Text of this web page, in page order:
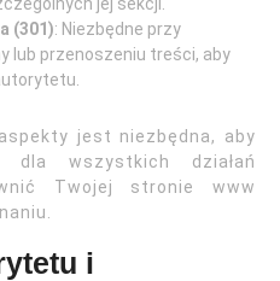
(301): Niezbędne przy
lub przenoszeniu treści, aby
jest niezbędna, aby
wszystkich działań
Twojej stronie www
i